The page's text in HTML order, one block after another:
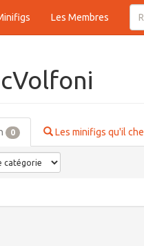
Les Membres
0 Les minifigs qu'il